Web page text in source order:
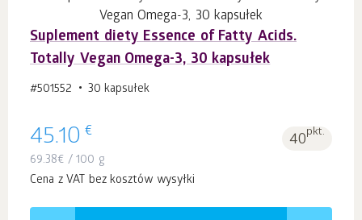
Suplement diety Essence of Fatty Acids.
Totally Vegan Omega-3, 30 kapsułek
#501552 30 kapsułek
45.10 € 40pkt.
69.38€ / 100 g
Cena z VAT bez kosztów wysyłki